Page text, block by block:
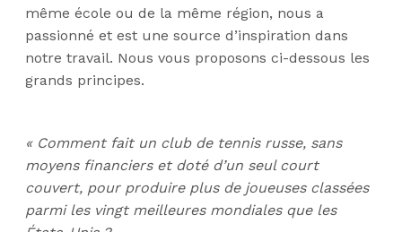
même école ou de la même région, nous a
passionné et est une source d’inspiration dans
notre travail. Nous vous proposons ci-dessous les
grands principes.
« Comment fait un club de tennis russe, sans
moyens financiers et doté d’un seul court
couvert, pour produire plus de joueuses classées
parmi les vingt meilleures mondiales que les